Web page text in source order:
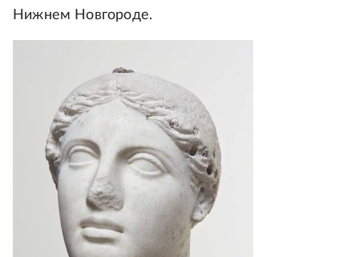
Нижнем Новгороде.